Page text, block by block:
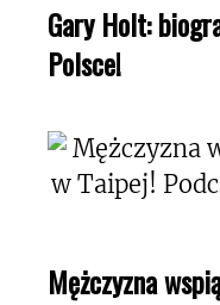
Gary Holt:
Polsce!
Mężczyzna